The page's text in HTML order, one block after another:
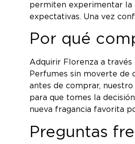
permiten experimentar la
expectativas. Una vez
Por qué
Adquirir Florenza a
Perfumes sin moverte de
antes de comprar,
para que tomes la
nueva fragancia favorita
Preguntas